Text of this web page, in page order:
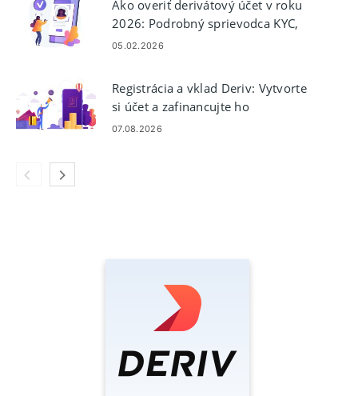
Ako overiť derivátový účet v roku
2026: Podrobný sprievodca KYC,
dokumenty a čas schválenia
05.02.2026
Registrácia a vklad Deriv: Vytvorte
si účet a zafinancujte ho
07.08.2026